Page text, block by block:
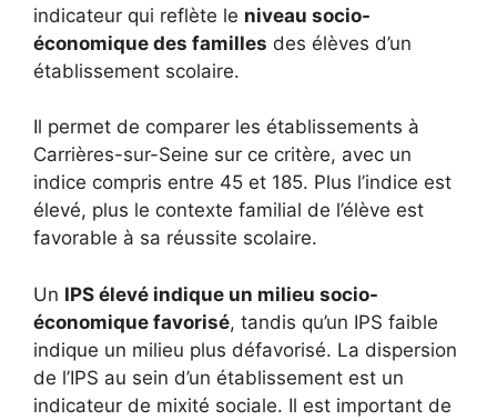
indicateur qui reflète le niveau socio-
économique des familles des élèves d’un
établissement scolaire.
Il permet de comparer les établissements à
Carrières-sur-Seine sur ce critère, avec un
indice compris entre 45 et 185. Plus l’indice est
élevé, plus le contexte familial de l’élève est
favorable à sa réussite scolaire.
Un IPS élevé indique un milieu socio-
économique favorisé, tandis qu’un IPS faible
indique un milieu plus défavorisé. La dispersion
de l’IPS au sein d’un établissement est un
indicateur de mixité sociale. Il est important de